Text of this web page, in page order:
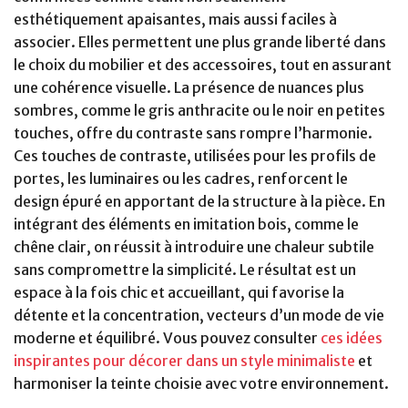
esthétiquement apaisantes, mais aussi faciles à
associer. Elles permettent une plus grande liberté dans
le choix du mobilier et des accessoires, tout en assurant
une cohérence visuelle. La présence de nuances plus
sombres, comme le gris anthracite ou le noir en petites
touches, offre du contraste sans rompre l’harmonie.
Ces touches de contraste, utilisées pour les profils de
portes, les luminaires ou les cadres, renforcent le
design épuré en apportant de la structure à la pièce. En
intégrant des éléments en imitation bois, comme le
chêne clair, on réussit à introduire une chaleur subtile
sans compromettre la simplicité. Le résultat est un
espace à la fois chic et accueillant, qui favorise la
détente et la concentration, vecteurs d’un mode de vie
moderne et équilibré. Vous pouvez consulter ces idées
inspirantes pour décorer dans un style minimaliste et
harmoniser la teinte choisie avec votre environnement.